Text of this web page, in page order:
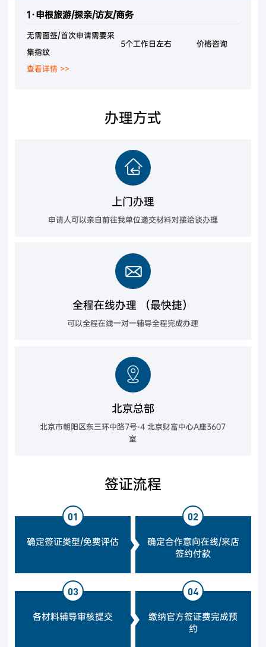
1·申根旅游/探亲/访友/商务
无需面签/首次申请需要采
集指纹
5个工作日左右 价格咨询
查看详情 >>
办理方式
上门办理
申请人可以亲自前往我单位递交材料对接洽谈办理
全程在线办理 （最快捷）
可以全程在线一对一辅导全程完成办理
北京总部
北京市朝阳区东三环中路7号-4 北京财富中心A座3607
室
签证流程
01
确定签证类型/免费评估
02
确定合作意向在线/来店
签约付款
03
各材料辅导审核提交
04
缴纳官方签证费完成预
约